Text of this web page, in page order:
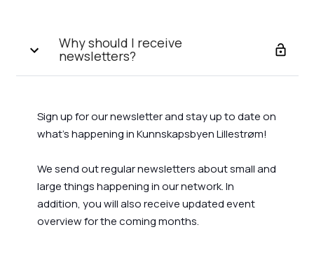
Why should I receive
newsletters?
Sign up for our newsletter and stay up to date on
what's happening in Kunnskapsbyen Lillestrøm!
We send out regular newsletters about small and
large things happening in our network. In
addition, you will also receive updated event
overview for the coming months.